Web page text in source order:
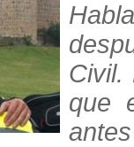
Civil.
que